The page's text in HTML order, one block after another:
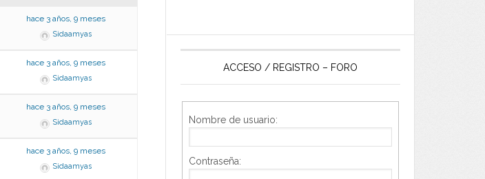
hace 3 años, 9 meses
Sidaamyas
hace 3 años, 9 meses
Sidaamyas
hace 3 años, 9 meses
Sidaamyas
hace 3 años, 9 meses
Sidaamyas
ACCESO / REGISTRO – FORO
Nombre de usuario:
Contraseña: